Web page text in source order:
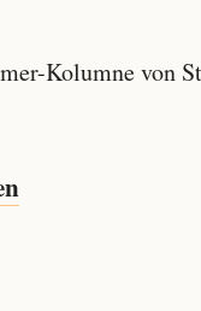
Kolumne von